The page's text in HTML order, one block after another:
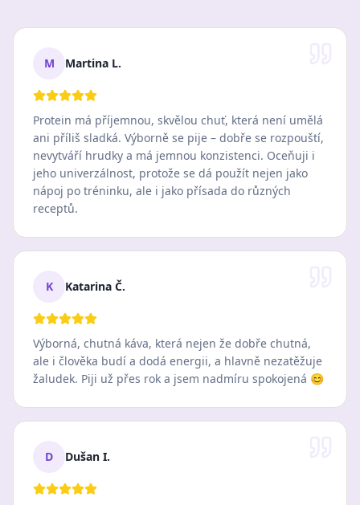
M Martina L.
Protein má příjemnou, skvělou chuť, která není umělá
ani příliš sladká. Výborně se pije – dobře se rozpouští,
nevytváří hrudky a má jemnou konzistenci. Oceňuji i
jeho univerzálnost, protože se dá použít nejen jako
nápoj po tréninku, ale i jako přísada do různých
receptů.
K Katarina Č.
Výborná, chutná káva, která nejen že dobře chutná,
ale i člověka budí a dodá energii, a hlavně nezatěžuje
žaludek. Piji už přes rok a jsem nadmíru spokojená 😊
D Dušan I.